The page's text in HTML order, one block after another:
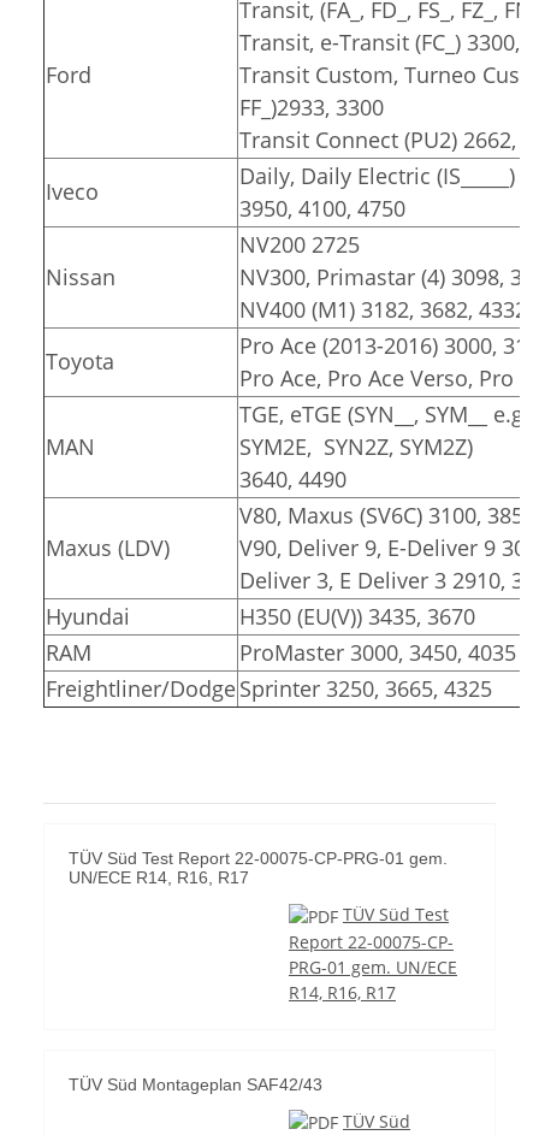
Ford
Transit, (FA_, FD_, FS_, FZ_,
Transit, e-Transit (FC_) 3300,
Transit Custom, Turneo
FF_)2933, 3300
Transit Connect (PU2) 2662,
Iveco
Daily, Daily Electric (IS_____)
3950, 4100, 4750
Nissan
NV200 2725
NV300, Primastar (4) 3098,
NV400 (M1) 3182, 3682, 4332
Toyota
Pro Ace (2013-2016) 3000,
Pro Ace, Pro Ace Verso, Pro
MAN
TGE, eTGE (SYN__, SYM__
SYM2E, SYN2Z, SYM2Z)
3640, 4490
Maxus (LDV)
V80, Maxus (SV6C) 3100, 3850
V90, Deliver 9, E-Deliver 9
Deliver 3, E Deliver 3 2910,
Hyundai
H350 (EU(V)) 3435, 3670
RAM
ProMaster 3000, 3450, 4035
Freightliner/DodgeSprinter 3250, 3665, 4325
TÜV Süd Test Report 22-00075-CP-PRG-01 gem.
UN/ECE R14, R16, R17
TÜV Süd Test
Report 22-00075-CP-
PRG-01 gem. UN/ECE
R14, R16, R17
TÜV Süd Montageplan SAF42/43
TÜV Süd